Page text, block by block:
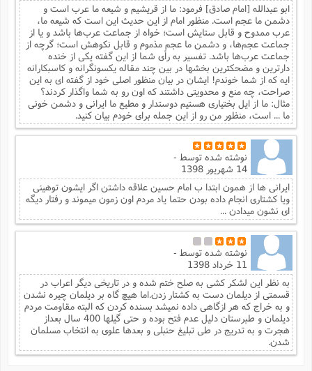
ابو عبدالله [امام صادق] فرمود: ما از قریشیم و شیعه ما عرب است و
دشمن ما عجم است. منظور امام از این حدیث این است که شیعه ما،
عرب ممدوح و قابل ستایش است؛ خواه از جماعت عرب‌ها باشد و یا از
جماعت عجم‌ها، و دشمن ما عجم مذموم و قابل نکوهش است؛ گرچه از
جماعت عرب‌ها باشد. تفسیر به رأی شما از این گفته یکی از خنده
دارترین و مضحکترین بخشها در بین چند مقاله یکسونگرانه و کاسبکارانه
ایه که از شما خوندم! ایشان در بیان منظور اصلی خود از گفته ای به این
صراحت، چه منع و محدویتی داشتند که اون رو به شما واگذار کردند؟
مثال: ما از ایل بختیاری هستیم دوستدار و مطیع ما ایرانی و دشمن خونی
ما ... است، منظور من رو از این جمله برای خودم بیان کنید.
نوشته شده توسط-
14 شهریور 1398
ایرانی ها از همون ابتدا ب امام حسین علاقه داشتن اگر ایشون توهینی
ویا کشتاری انجام داده بودن حتما یاد مردم اون زمون میموند و رفتار دیگه
ای نشون میدادن ...
نوشته شده توسط-
11 خرداد 1398
به نظر این لشکر کشی به صلح ختم شده و در تاریخی دیگر اعراب در
قسمتی از دیلمان دست به کشتار زدن.اما هیچ گاه بر دیلمان چیره نشدن
و به خراج که هر ازگاهی داده نمیشد بسنده کردن که البته مقاومت مردم
دیلمان و طبرستان دلیل عدم فتح بوده و حتی گیلها 400 سال بعداز
هجرت و به تدریج در طی تبلیغ حنبلی و بعدها علوی به انتخاب مسلمان
شدن.